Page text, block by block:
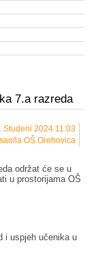
7.a razreda
Studeni 2024 11:03
la OŠ Orehovica
održat će se u
u prostorijama OŠ
i uspjeh učenika u